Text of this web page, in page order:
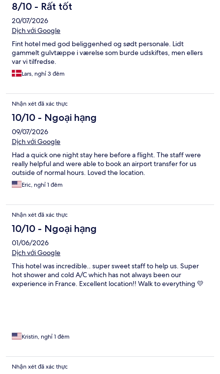
8/10 - Rất tốt
20/07/2026
Dịch với Google
Fint hotel med god beliggenhed og sødt personale. Lidt
gammelt gulvtæppe i værelse som burde udskiftes, men ellers
var vi tilfredse.
Lars, nghỉ 3 đêm
Nhận xét đã xác thực
10/10 - Ngoại hạng
09/07/2026
Dịch với Google
Had a quick one night stay here before a flight. The staff were
really helpful and were able to book an airport transfer for us
outside of normal hours. Loved the location.
Eric, nghỉ 1 đêm
Nhận xét đã xác thực
10/10 - Ngoại hạng
01/06/2026
Dịch với Google
This hotel was incredible.. super sweet staff to help us. Super
hot shower and cold A/C which has not always been our
experience in France. Excellent location!! Walk to everything 💛
Kristin, nghỉ 1 đêm
Nhận xét đã xác thực